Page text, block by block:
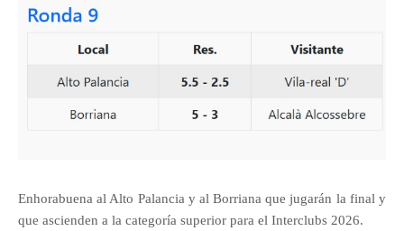
Enhorabuena al Alto Palancia y al Borriana que jugarán la final y
que ascienden a la categoría superior para el Interclubs 2026.